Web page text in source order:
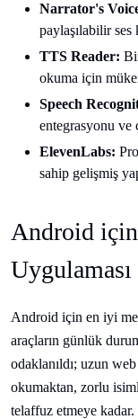
Narrator's
paylaşılabilir
TTS Reader:
okuma için
Speech
entegrasyonu ve
ElevenLabs:
sahip gelişmiş
Android
Android için en iyi
araçların günlük
odaklanıldı; uzun
okumaktan, zorlu
telaffuz etmeye kadar.